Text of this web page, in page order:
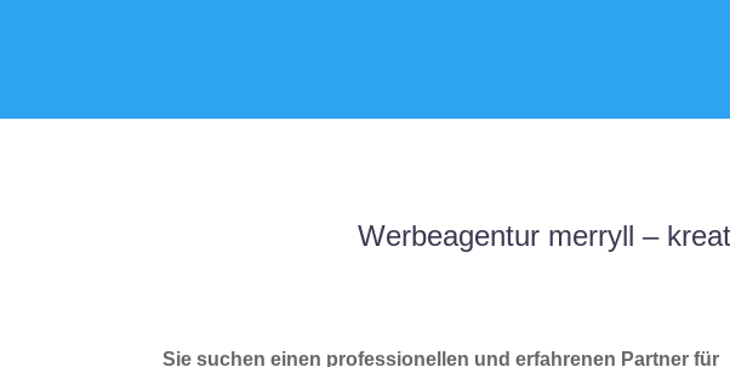
Werbeagentur merryll –
Sie suchen einen professionellen und erfahrenen Partner für